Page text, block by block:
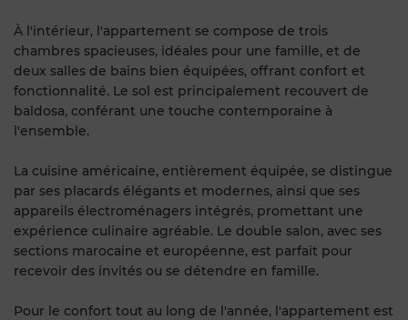
À l'intérieur, l'appartement se compose de trois
chambres spacieuses, idéales pour une famille, et de
deux salles de bains bien équipées, offrant confort et
fonctionnalité. Le sol est principalement recouvert de
baldosa, conférant une touche contemporaine à
l'ensemble.
La cuisine américaine, entièrement équipée, se distingue
par ses placards élégants et modernes, ainsi que ses
appareils électroménagers intégrés, promettant une
expérience culinaire agréable. Le double salon, avec ses
sections marocaine et européenne, est parfait pour
recevoir des invités ou se détendre en famille.
Pour le confort tout au long de l'année, l'appartement est